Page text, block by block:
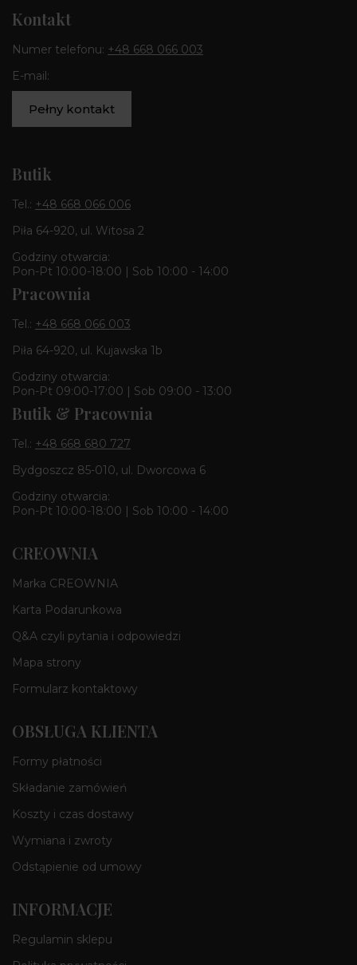
Kontakt
Numer telefonu: +48 668 066 003
E-mail:
Pełny kontakt
Butik
Tel.: +48 668 066 006
Piła 64-920, ul. Witosa 2
Godziny otwarcia:
Pon-Pt 10:00-18:00 | Sob 10:00 - 14:00
Pracownia
Tel.: +48 668 066 003
Piła 64-920, ul. Kujawska 1b
Godziny otwarcia:
Pon-Pt 09:00-17:00 | Sob 09:00 - 13:00
Butik & Pracownia
Tel.: +48 668 680 727
Bydgoszcz 85-010, ul. Dworcowa 6
Godziny otwarcia:
Pon-Pt 10:00-18:00 | Sob 10:00 - 14:00
CREOWNIA
Marka CREOWNIA
Karta Podarunkowa
Q&A czyli pytania i odpowiedzi
Mapa strony
Formularz kontaktowy
OBSŁUGA KLIENTA
Formy płatności
Składanie zamówień
Koszty i czas dostawy
Wymiana i zwroty
Odstąpienie od umowy
INFORMACJE
Regulamin sklepu